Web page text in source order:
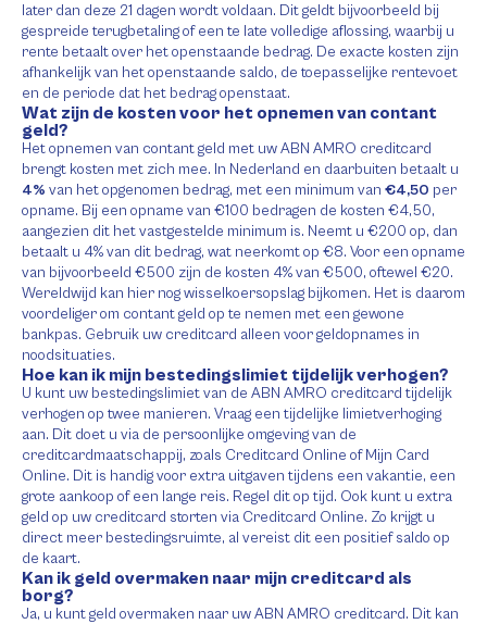
later dan deze 21 dagen wordt voldaan. Dit geldt bijvoorbeeld bij
gespreide terugbetaling of een te late volledige aflossing, waarbij u
rente betaalt over het openstaande bedrag. De exacte kosten zijn
afhankelijk van het openstaande saldo, de toepasselijke rentevoet
en de periode dat het bedrag openstaat.
Wat zijn de kosten voor het opnemen van contant
geld?
Het opnemen van contant geld met uw ABN AMRO creditcard
brengt kosten met zich mee. In Nederland en daarbuiten betaalt u
4% van het opgenomen bedrag, met een minimum van €4,50 per
opname. Bij een opname van €100 bedragen de kosten €4,50,
aangezien dit het vastgestelde minimum is. Neemt u €200 op, dan
betaalt u 4% van dit bedrag, wat neerkomt op €8. Voor een opname
van bijvoorbeeld €500 zijn de kosten 4% van €500, oftewel €20.
Wereldwijd kan hier nog wisselkoersopslag bijkomen. Het is daarom
voordeliger om contant geld op te nemen met een gewone
bankpas. Gebruik uw creditcard alleen voor geldopnames in
noodsituaties.
Hoe kan ik mijn bestedingslimiet tijdelijk verhogen?
U kunt uw bestedingslimiet van de ABN AMRO creditcard tijdelijk
verhogen op twee manieren. Vraag een tijdelijke limietverhoging
aan. Dit doet u via de persoonlijke omgeving van de
creditcardmaatschappij, zoals Creditcard Online of Mijn Card
Online. Dit is handig voor extra uitgaven tijdens een vakantie, een
grote aankoop of een lange reis. Regel dit op tijd. Ook kunt u extra
geld op uw creditcard storten via Creditcard Online. Zo krijgt u
direct meer bestedingsruimte, al vereist dit een positief saldo op
de kaart.
Kan ik geld overmaken naar mijn creditcard als
borg?
Ja, u kunt geld overmaken naar uw ABN AMRO creditcard. Dit kan